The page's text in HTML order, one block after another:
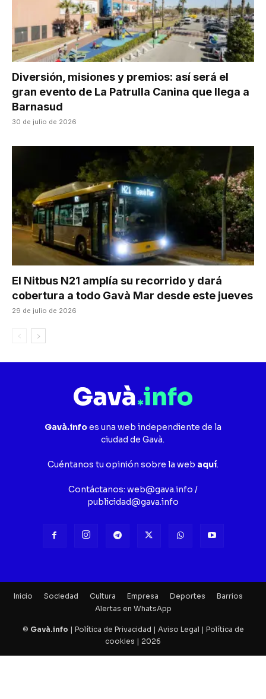
Diversión, misiones y premios: así será el
gran evento de La Patrulla Canina que llega a
Barnasud
30 de julio de 2026
El Nitbus N21 amplía su recorrido y dará
cobertura a todo Gavà Mar desde este jueves
29 de julio de 2026
Gavà.infoes una web independiente de la
ciudad de Gavà.
Cuéntanos tu opinión sobre la web aquí.
Contáctanos: web@gava.info /
publicidad@gava.info
Inicio Sociedad Cultura Empresa Deportes
Barrios
Alertas en WhatsApp
© Gavà.info | Política de Privacidad | Aviso Legal | Política de
cookies | 2026